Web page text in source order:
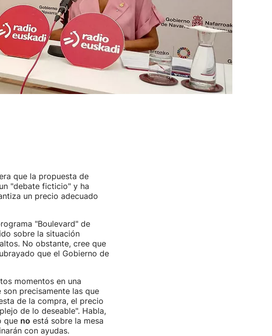
que la propuesta de
"debate ficticio" y ha
un precio adecuado
"Boulevard" de
sobre la situación
No obstante, cree que
que el Gobierno de
momentos en una
precisamente las que
de la compra, el precio
de lo deseable". Habla,
que no está sobre la mesa
con ayudas.